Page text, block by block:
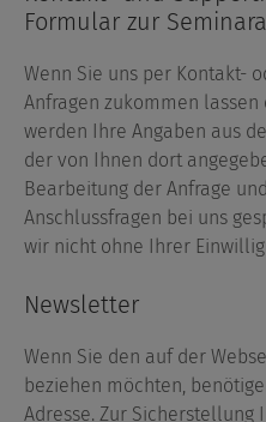
Formular zur
Wenn Sie uns per Kontakt-
Anfragen zukommen
werden Ihre Angaben aus
der von Ihnen dort
Bearbeitung der Anfrage
Anschlussfragen bei uns
wir nicht ohne Ihrer
Newsletter
Wenn Sie den auf der
beziehen möchten,
Adresse. Zur